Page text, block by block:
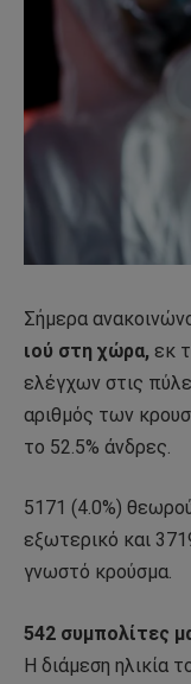
Σήμερα
ιού στη χώρα, εκ
ελέγχων στις
αριθμός των
το 52.5% άνδρες.
5171 (4.0%)
εξωτερικό και
γνωστό κρούσμα.
542 συμπολίτες
Η διάμεση ηλικία